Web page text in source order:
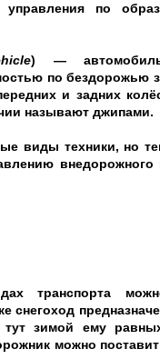
по
) —
по бездорожью
и задних
называют джипами.
виды техники, но
внедорожного
транспорта
снегоход
тут зимой ему
можно